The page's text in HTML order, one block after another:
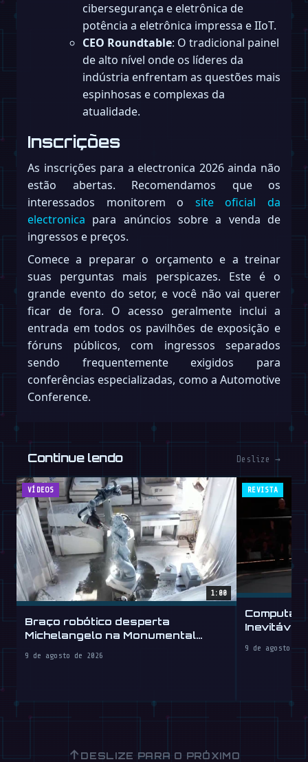
cibersegurança e eletrônica de
potência a eletrônica impressa e IIoT.
CEO Roundtable: O tradicional painel
de alto nível onde os líderes da
indústria enfrentam as questões mais
espinhosas e complexas da
atualidade.
Inscrições
As inscrições para a electronica 2026 ainda não
estão abertas. Recomendamos que os
interessados monitorem o site oficial da
electronica para anúncios sobre a venda de
ingressos e preços.
Comece a preparar o orçamento e a treinar
suas perguntas mais perspicazes. Este é o
grande evento do setor, e você não vai querer
ficar de fora. O acesso geralmente inclui a
entrada em todos os pavilhões de exposição e
fóruns públicos, com ingressos separados
sendo frequentemente exigidos para
conferências especializadas, como a Automotive
Conference.
Continue lendo Deslize →
VÍDEOS
1:00
Braço robótico desperta
Michelangelo na Monumental
9 de agosto de 2026
REVISTA
Inevitável
9 de agosto de
↑ DESLIZE PARA O PRÓXIMO